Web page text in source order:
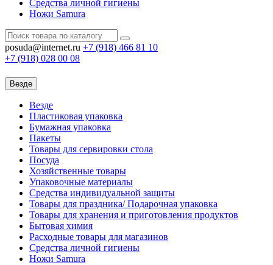
Средства личной гигиены
Ножи Samura
posuda@internet.ru +7 (918) 466 81 10
+7 (918) 028 00 08
Везде
Везде
Пластиковая упаковка
Бумажная упаковка
Пакеты
Товары для сервировки стола
Посуда
Хозяйственные товары
Упаковочные материалы
Средства индивидуальной защиты
Товары для праздника/ Подарочная упаковка
Товары для хранения и приготовления продуктов
Бытовая химия
Расходные товары для магазинов
Средства личной гигиены
Ножи Samura